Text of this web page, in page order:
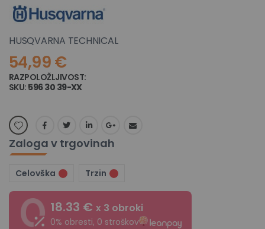
HUSQVARNA TECHNICAL
54,99 €
RAZPOLOŽLJIVOST:
SKU 596 30 39-XX
Zaloga v trgovinah
Celovška Trzin
18.33 € x 3 obroki
0% obresti, 0 stroškov